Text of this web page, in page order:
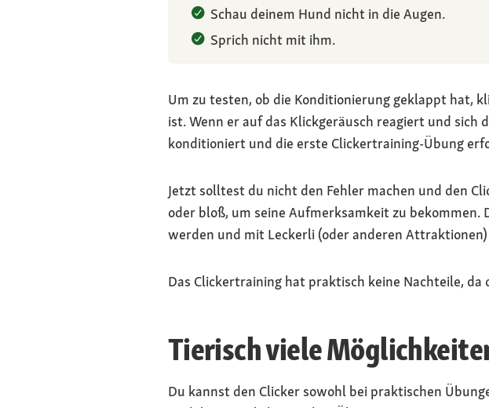
Schau deinem Hund nicht in die Augen.
Sprich nicht mit ihm.
Um zu testen, ob die Konditionierung geklappt hat,
ist. Wenn er auf das Klickgeräusch reagiert und
konditioniert und die erste Clickertraining-Übung
Jetzt solltest du nicht den Fehler machen und den
oder bloß, um seine Aufmerksamkeit zu
werden und mit Leckerli (oder anderen
Das Clickertraining hat praktisch keine Nachteile,
Tierisch viele
Du kannst den Clicker sowohl bei praktischen